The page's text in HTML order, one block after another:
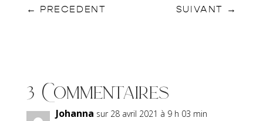
← PRECEDENT SUIVANT →
3 Commentaires
Johanna sur 28 avril 2021 à 9 h 03 min